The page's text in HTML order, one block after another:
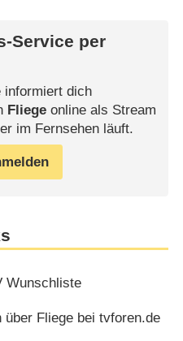
Service per
informiert dich
Fliegeonline als Stream
im Fernsehen läuft.
Wunschliste
über Fliege bei tvforen.de